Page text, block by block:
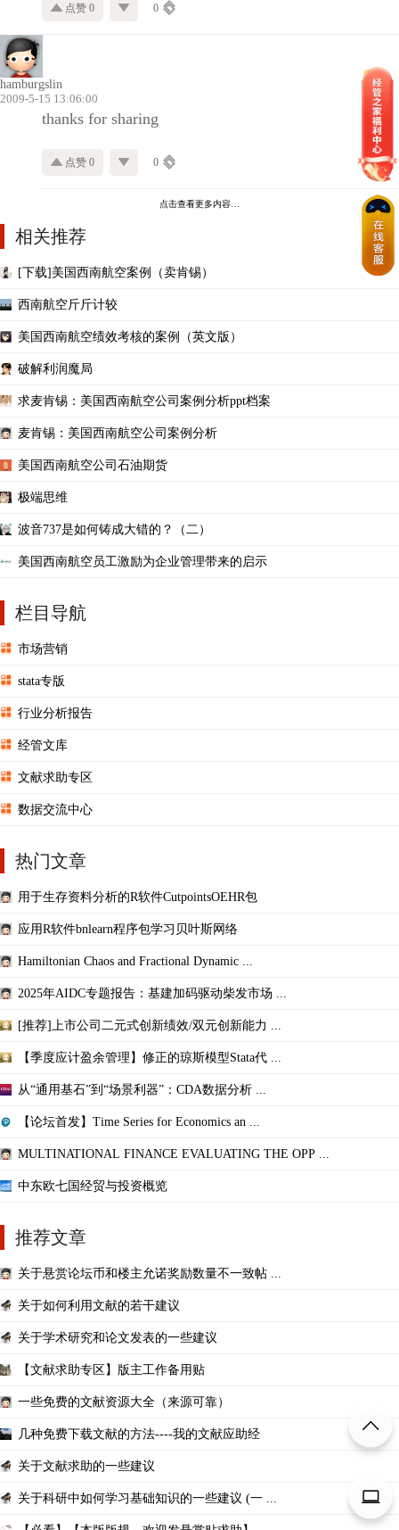
点赞 0 0
hamburgslin
2009-5-15 13:06:00
thanks for sharing
点赞 0 0
点击查看更多内容…
相关推荐
[下载]美国西南航空案例（卖肯锡）
西南航空斤斤计较
美国西南航空绩效考核的案例（英文版）
破解利润魔局
求麦肯锡：美国西南航空公司案例分析ppt档案
麦肯锡：美国西南航空公司案例分析
美国西南航空公司石油期货
极端思维
波音737是如何铸成大错的？（二）
美国西南航空员工激励为企业管理带来的启示
栏目导航
市场营销
stata专版
行业分析报告
经管文库
文献求助专区
数据交流中心
热门文章
用于生存资料分析的R软件CutpointsOEHR包
应用R软件bnlearn程序包学习贝叶斯网络
Hamiltonian Chaos and Fractional Dynamic ...
2025年AIDC专题报告：基建加码驱动柴发市场 ...
[推荐]上市公司二元式创新绩效/双元创新能力 ...
【季度应计盈余管理】修正的琼斯模型Stata代 ...
从“通用基石”到“场景利器”：CDA数据分析 ...
【论坛首发】Time Series for Economics an ...
MULTINATIONAL FINANCE EVALUATING THE OPP ...
中东欧七国经贸与投资概览
推荐文章
关于悬赏论坛币和楼主允诺奖励数量不一致帖 ...
关于如何利用文献的若干建议
关于学术研究和论文发表的一些建议
【文献求助专区】版主工作备用贴
一些免费的文献资源大全（来源可靠）
几种免费下载文献的方法----我的文献应助经
关于文献求助的一些建议
关于科研中如何学习基础知识的一些建议 (一 ...